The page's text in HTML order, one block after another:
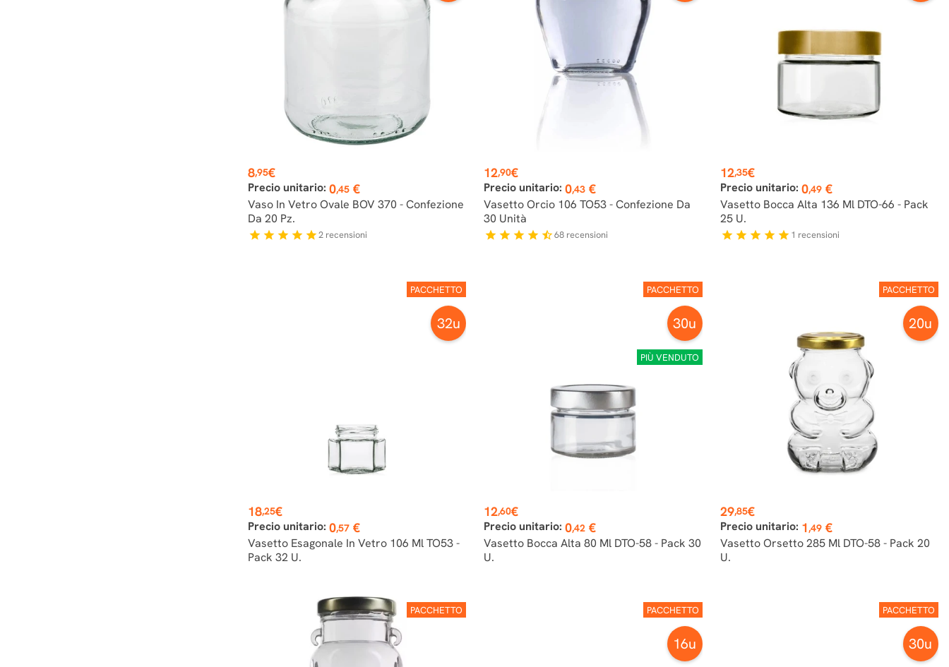
Prezzo
8,95€
Precio unitario: 0,45 €
Vaso In Vetro Ovale BOV 370 - Confezione
Da 20 Pz.
star star star star star2 recensioni
Prezzo
12,90€
Precio unitario: 0,43 €
Vasetto Orcio 106 TO53 - Confezione Da
30 Unità
star star star star star_half68 recensioni
Prezzo
12,35€
Precio unitario: 0,49€
Vasetto Bocca Alta 136 Ml DTO-66 - Pack
25 U.
star star star star star 1 recensioni
PACCHETTO
32u
Prezzo
18,25€
Precio unitario: 0,57 €
Vasetto Esagonale In Vetro 106 Ml TO53 -
Pack 32 U.
PACCHETTO
30u
PIÙ VENDUTO
Prezzo
12,60€
Precio unitario: 0,42 €
Vasetto Bocca Alta 80 Ml DTO-58 - Pack 30
U.
PACCHETTO
20u
Prezzo
29,85€
Precio unitario: 1,49€
Vasetto Orsetto 285 Ml DTO-58 - Pack 20
U.
PACCHETTO PACCHETTO
16u
PACCHETTO
30u